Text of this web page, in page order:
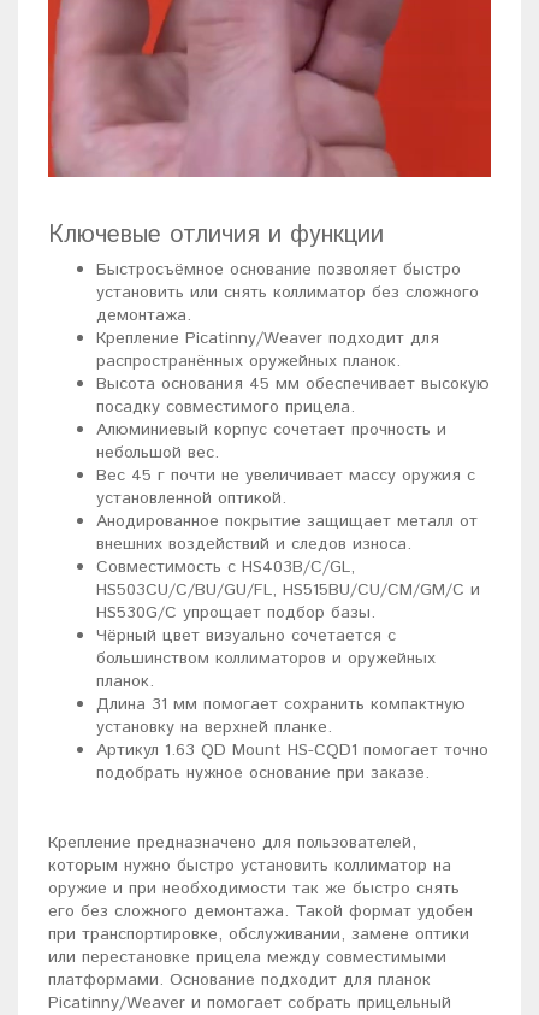
Ключевые отличия и функции
Быстросъёмное основание позволяет быстро
установить или снять коллиматор без сложного
демонтажа.
Крепление Picatinny/Weaver подходит для
распространённых оружейных планок.
Высота основания 45 мм обеспечивает высокую
посадку совместимого прицела.
Алюминиевый корпус сочетает прочность и
небольшой вес.
Вес 45 г почти не увеличивает массу оружия с
установленной оптикой.
Анодированное покрытие защищает металл от
внешних воздействий и следов износа.
Совместимость с HS403B/C/GL,
HS503CU/C/BU/GU/FL, HS515BU/CU/CM/GM/C и
HS530G/C упрощает подбор базы.
Чёрный цвет визуально сочетается с
большинством коллиматоров и оружейных
планок.
Длина 31 мм помогает сохранить компактную
установку на верхней планке.
Артикул 1.63 QD Mount HS-CQD1 помогает точно
подобрать нужное основание при заказе.
Крепление предназначено для пользователей,
которым нужно быстро установить коллиматор на
оружие и при необходимости так же быстро снять
его без сложного демонтажа. Такой формат удобен
при транспортировке, обслуживании, замене оптики
или перестановке прицела между совместимыми
платформами. Основание подходит для планок
Picatinny/Weaver и помогает собрать прицельный